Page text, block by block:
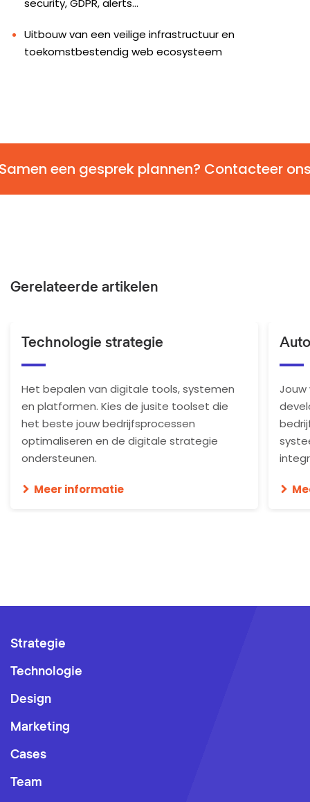
Uitbouw van een veilige infrastructuur en
toekomstbestendig web ecosysteem
een gesprek plannen? Contacteer
Gerelateerde artikelen
Technologie strategie
Het bepalen van digitale tools, systemen
en platformen. Kies de jusite toolset die
het beste jouw bedrijfsprocessen
optimaliseren en de digitale strategie
ondersteunen.
Meer informatie
Strategie
Technologie
Design
Marketing
Cases
Team